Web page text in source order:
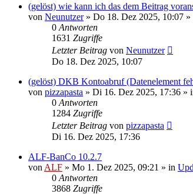
(gelöst) wie kann ich das dem Beitrag
von Neunutzer» Do 18. Dez 2025, 10:07 »
0 Antworten
1631 Zugriffe
Letzter Beitrag von Neunutzer
Do 18. Dez 2025, 10:07
(gelöst) DKB Kontoabruf (Datenelement
von pizzapasta » Di 16. Dez 2025, 17:36 »
0 Antworten
1284 Zugriffe
Letzter Beitrag von pizzapasta
Di 16. Dez 2025, 17:36
ALF-BanCo 10.2.7
von ALF » Mo 1. Dez 2025, 09:21 » in
0 Antworten
3868 Zugriffe